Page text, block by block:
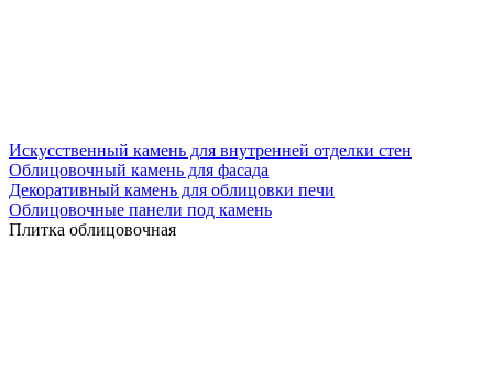
Искусственный камень для внутренней отделки стен
Облицовочный камень для фасада
Декоративный камень для облицовки печи
Облицовочные панели под камень
Плитка облицовочная